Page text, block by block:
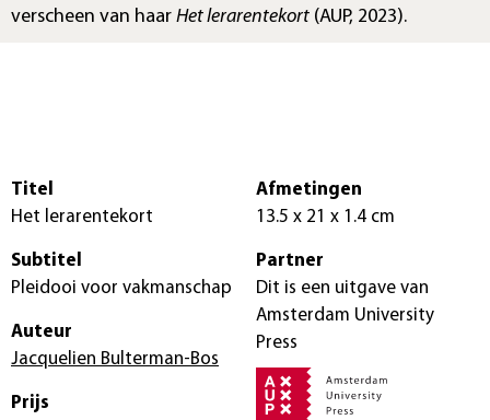
verscheen van haar Het lerarentekort (AUP, 2023).
Titel
Het lerarentekort
Subtitel
Pleidooi voor vakmanschap
Auteur
Jacquelien Bulterman-Bos
Prijs
Afmetingen
13.5 x 21 x 1.4 cm
Partner
Dit is een uitgave van
Amsterdam University
Press